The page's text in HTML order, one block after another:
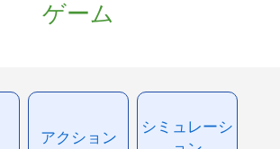
ゲーム
アクション
シミュレーシ